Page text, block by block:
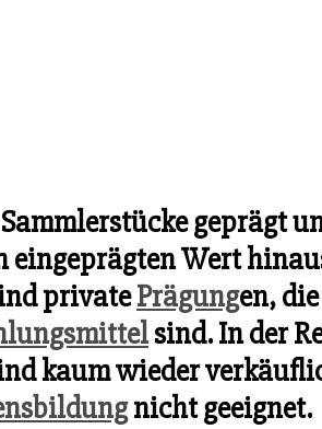
geprägt
eingeprägten Wert
privatePrägungen,
sind. In der
kaum wieder
nicht geeignet.